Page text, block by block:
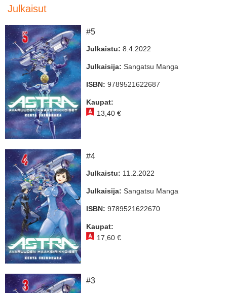
Julkaisut
#5
Julkaistu: 8.4.2022
Julkaisija: Sangatsu Manga
ISBN: 9789521622687
Kaupat:
13,40 €
#4
Julkaistu: 11.2.2022
Julkaisija: Sangatsu Manga
ISBN: 9789521622670
Kaupat:
17,60 €
#3